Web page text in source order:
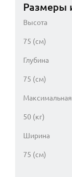
Размеры
Высота
75 (см)
Глубина
75 (см)
Максимальная
50 (кг)
Ширина
75 (см)